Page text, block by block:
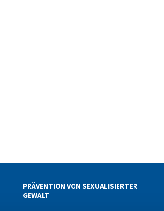
PRÄVENTION VON SEXUALISIERTER
GEWALT